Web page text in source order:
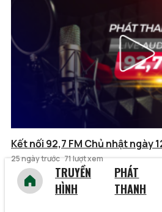
Kết nối 92,7 FM Chủ nhật ngày
25 ngày trước 71 lượt xem
TRUYỀN
HÌNH
PHÁT
THANH